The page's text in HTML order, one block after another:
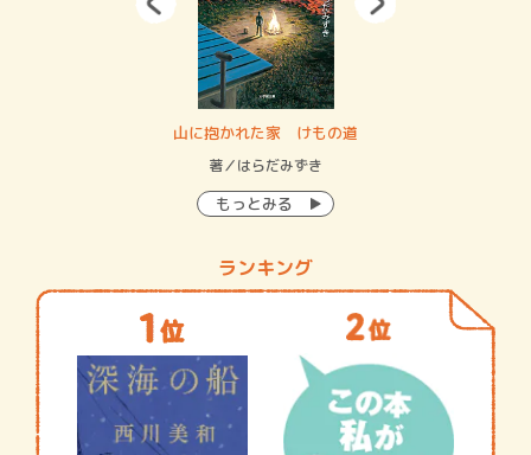
山に抱かれた家 けもの道
著／はらだみずき
もっとみる
ランキング